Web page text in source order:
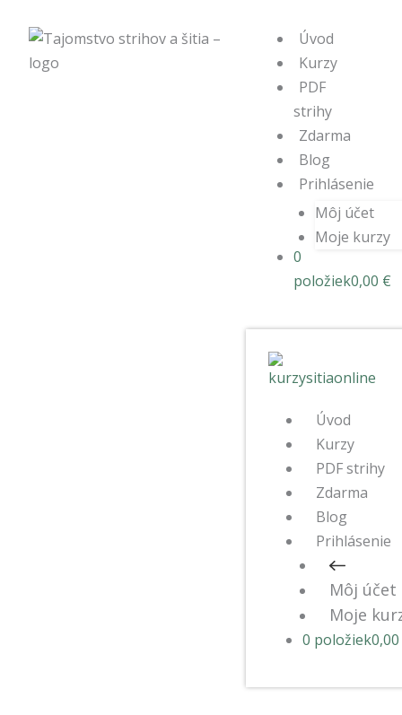
Úvod
Kurzy
PDF
strihy
Zdarma
Blog
Prihlásenie
Môj účet
Moje kurzy
0
položiek0,00 €
Úvod
Kurzy
PDF strihy
Zdarma
Blog
Prihlásenie
Môj účet
Moje
0 položiek